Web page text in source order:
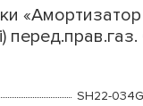
SH22-034G